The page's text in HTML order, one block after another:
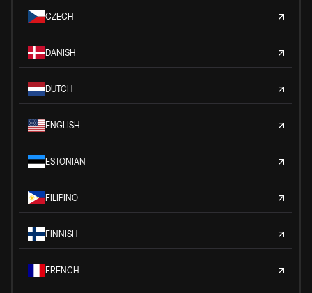
CZECH
DANISH
DUTCH
ENGLISH
ESTONIAN
FILIPINO
FINNISH
FRENCH